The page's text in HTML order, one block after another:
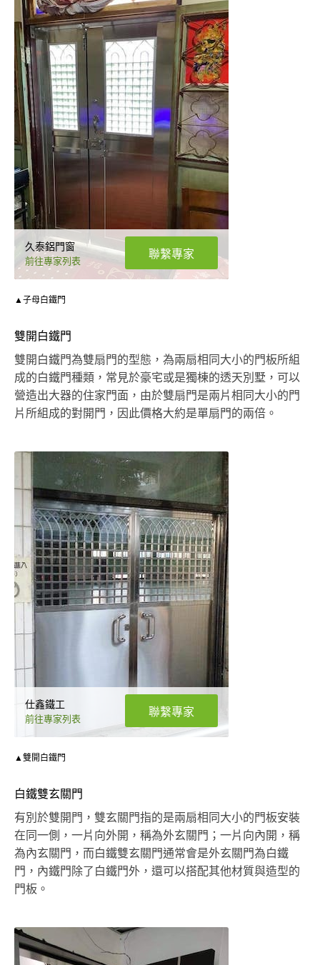
久泰鋁門窗
前往專家列表
聯繫專家
▲子母白鐵門
雙開白鐵門
雙開白鐵門為雙扇門的型態，為兩扇相同大小的門板所組
成的白鐵門種類，常見於豪宅或是獨棟的透天別墅，可以
營造出大器的住家門面，由於雙扇門是兩片相同大小的門
片所組成的對開門，因此價格大約是單扇門的兩倍。
仕鑫鐵工
前往專家列表
聯繫專家
▲雙開白鐵門
白鐵雙玄關門
有別於雙開門，雙玄關門指的是兩扇相同大小的門板安裝
在同一側，一片向外開，稱為外玄關門；一片向內開，稱
為內玄關門，而白鐵雙玄關門通常會是外玄關門為白鐵
門，內鐵門除了白鐵門外，還可以搭配其他材質與造型的
門板。